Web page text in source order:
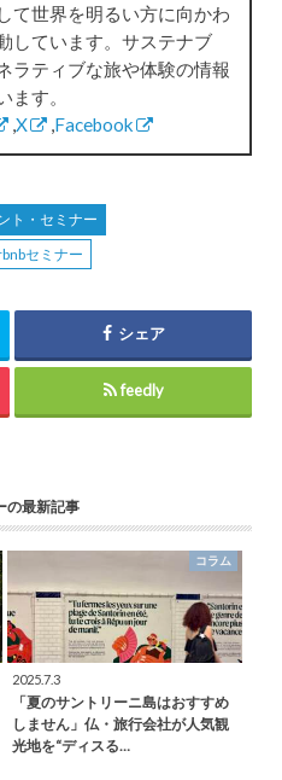
て世界を明るい方に向かわ
しています。サステナブ
ラティブな旅や体験の情報
ます。
,X ,Facebook
ト・セミナー
セミナー
シェア
feedly
の最新記事
コラム
2025.7.3
「夏のサントリーニ島はおすすめ
しません」仏・旅行会社が人気観
光地を“ディスる…